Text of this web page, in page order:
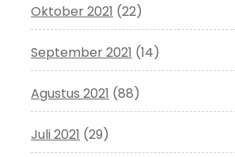
Oktober 2021 (22)
September 2021 (14)
Agustus 2021 (88)
Juli 2021 (29)